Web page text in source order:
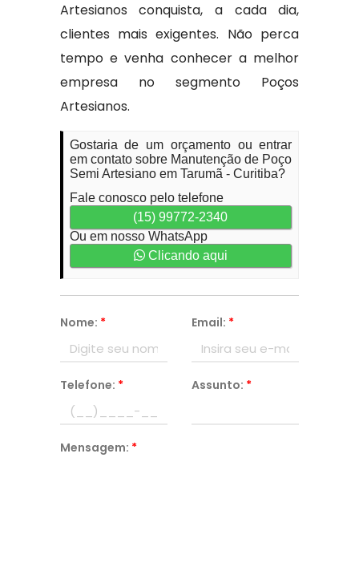
Artesianos conquista, a cada dia,
clientes mais exigentes. Não perca
tempo e venha conhecer a melhor
empresa no segmento Poços
Artesianos.
Gostaria de um orçamento ou entrar
em contato sobre Manutenção de Poço
Semi Artesiano em Tarumã - Curitiba?
Fale conosco pelo telefone
(15) 99772-2340
Ou em nosso WhatsApp
Clicando aqui
Nome: * Email: *
Telefone: * Assunto: *
Mensagem: *